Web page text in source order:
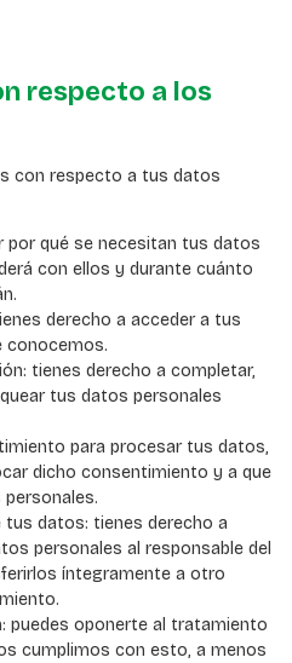
respecto a los
con respecto a tus datos
por qué se necesitan tus datos
con ellos y durante cuánto
derecho a acceder a tus
conocemos.
tienes derecho a completar,
tus datos personales
para procesar tus datos,
dicho consentimiento y a que
tus datos: tienes derecho a
personales al responsable del
íntegramente a otro
puedes oponerte al tratamiento
cumplimos con esto, a menos